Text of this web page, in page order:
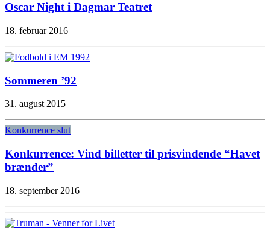
Oscar Night i Dagmar Teatret
18. februar 2016
Sommeren ’92
31. august 2015
Konkurrence slut
Konkurrence: Vind billetter til prisvindende “Havet
brænder”
18. september 2016